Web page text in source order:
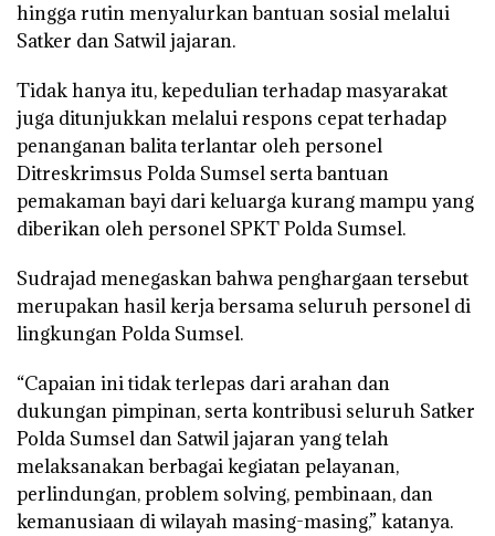
hingga rutin menyalurkan bantuan sosial melalui
Satker dan Satwil jajaran.
Tidak hanya itu, kepedulian terhadap masyarakat
juga ditunjukkan melalui respons cepat terhadap
penanganan balita terlantar oleh personel
Ditreskrimsus Polda Sumsel serta bantuan
pemakaman bayi dari keluarga kurang mampu yang
diberikan oleh personel SPKT Polda Sumsel.
Sudrajad menegaskan bahwa penghargaan tersebut
merupakan hasil kerja bersama seluruh personel di
lingkungan Polda Sumsel.
“Capaian ini tidak terlepas dari arahan dan
dukungan pimpinan, serta kontribusi seluruh Satker
Polda Sumsel dan Satwil jajaran yang telah
melaksanakan berbagai kegiatan pelayanan,
perlindungan, problem solving, pembinaan, dan
kemanusiaan di wilayah masing-masing,” katanya.